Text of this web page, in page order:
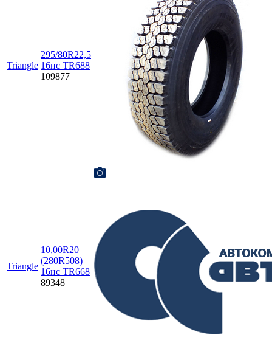
Triangle
295/80R22,5
16нс TR688
109877
Triangle
10,00R20
(280R508)
16нс TR668
89348